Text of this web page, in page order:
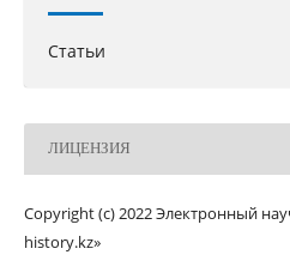
Статьи
ЛИЦЕНЗИЯ
Copyright (c) 2022 Электронный
history.kz»